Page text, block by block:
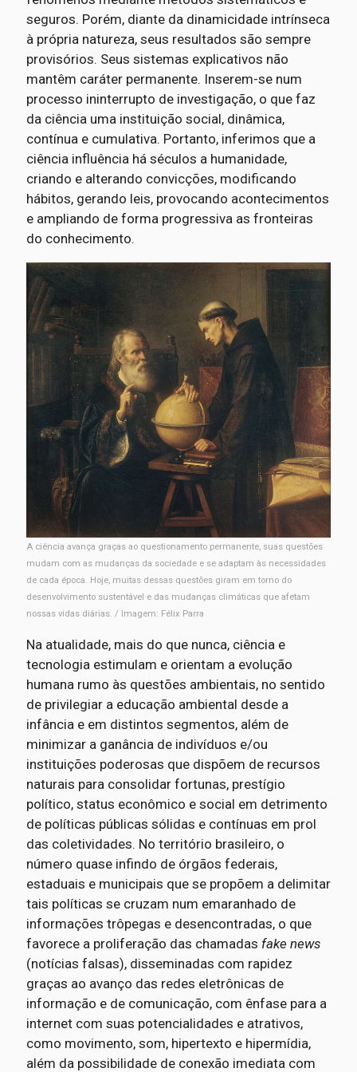
seguros. Porém, diante da dinamicidade intrínseca
à própria natureza, seus resultados são sempre
provisórios. Seus sistemas explicativos não
mantêm caráter permanente. Inserem-se num
processo ininterrupto de investigação, o que faz
da ciência uma instituição social, dinâmica,
contínua e cumulativa. Portanto, inferimos que a
ciência influência há séculos a humanidade,
criando e alterando convicções, modificando
hábitos, gerando leis, provocando acontecimentos
e ampliando de forma progressiva as fronteiras
do conhecimento.
A ciência avança graças ao questionamento permanente, suas questões
mudam com as mudanças da sociedade e se adaptam às necessidades
de cada época. Hoje, muitas dessas questões giram em torno do
desenvolvimento sustentável e das mudanças climáticas que afetam
nossas vidas diárias. / Imagem: Félix Parra
Na atualidade, mais do que nunca, ciência e
tecnologia estimulam e orientam a evolução
humana rumo às questões ambientais, no sentido
de privilegiar a educação ambiental desde a
infância e em distintos segmentos, além de
minimizar a ganância de indivíduos e/ou
instituições poderosas que dispõem de recursos
naturais para consolidar fortunas, prestígio
político, status econômico e social em detrimento
de políticas públicas sólidas e contínuas em prol
das coletividades. No território brasileiro, o
número quase infindo de órgãos federais,
estaduais e municipais que se propõem a delimitar
tais políticas se cruzam num emaranhado de
informações trôpegas e desencontradas, o que
favorece a proliferação das chamadas fake news
(notícias falsas), disseminadas com rapidez
graças ao avanço das redes eletrônicas de
informação e de comunicação, com ênfase para a
internet com suas potencialidades e atrativos,
como movimento, som, hipertexto e hipermídia,
além da possibilidade de conexão imediata com